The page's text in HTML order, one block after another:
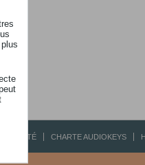
CHARTE AUDIOKEYS